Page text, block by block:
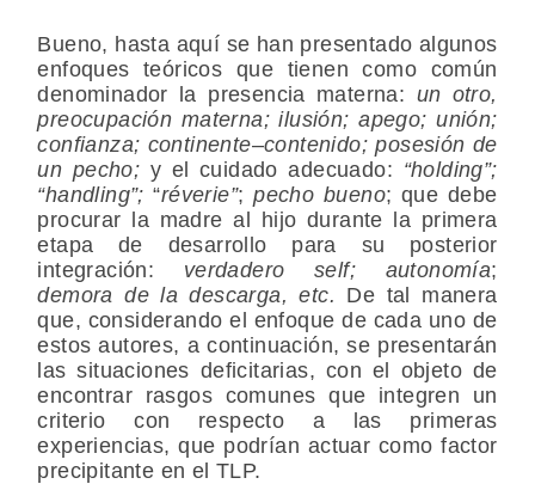
Bueno, hasta aquí se han presentado algunos
enfoques teóricos que tienen como común
denominador la presencia materna: un otro,
preocupación materna; ilusión; apego; unión;
confianza; continente–contenido; posesión de
un pecho; y elcuidado adecuado: “holding”;
“handling”; “réverie”;pecho bueno; que debe
procurar la madre al hijo durante la primera
etapa de desarrollo para su posterior
integración:
verdadero self; autonomía;
demora de la descarga, etc. De tal manera
que, considerando el enfoque de cada uno de
estos autores, a continuación, se presentarán
las situaciones deficitarias, con el objeto de
encontrar rasgos comunes que integren un
criterio con respecto a las primeras
experiencias, que podrían actuar como factor
precipitante en el TLP.